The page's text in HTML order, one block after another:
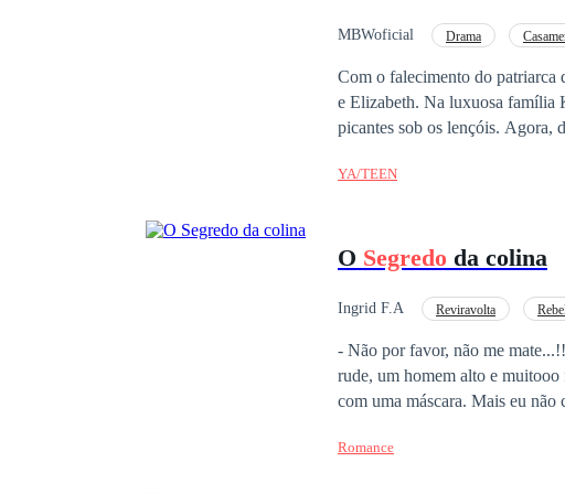
MBWoficial Drama
Com o falecimento do patriarca
e Elizabeth. Na luxuosa família
picantes sob os lençóis. Agora,
patriarca em seu leito de morte:
conhecerão seus pretendentes
YA/TEEN
O Segredo da colina
Ingrid F.A Reviravolta
- Não por favor, não me
rude, um homem alto e muitooo forte seus músculo o deixavam ainda mais aterrorizante, estava encapuzado e
com uma máscara. Mais eu não
mostro... E a chance de sair
Romance